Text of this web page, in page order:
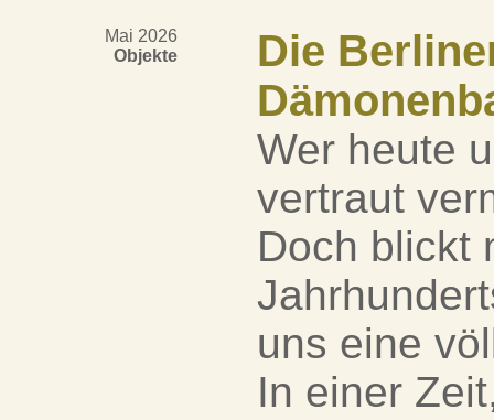
Mai 2026
Objekte
Die
Wer heute
vertraut
Doch blickt
uns eine
In einer